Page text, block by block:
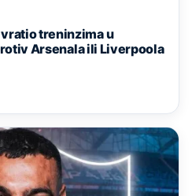
treninzima u
Arsenala ili Liverpoola